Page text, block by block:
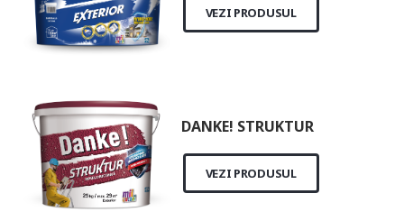
VEZI PRODUSUL
DANKE! STRUKTUR
VEZI PRODUSUL